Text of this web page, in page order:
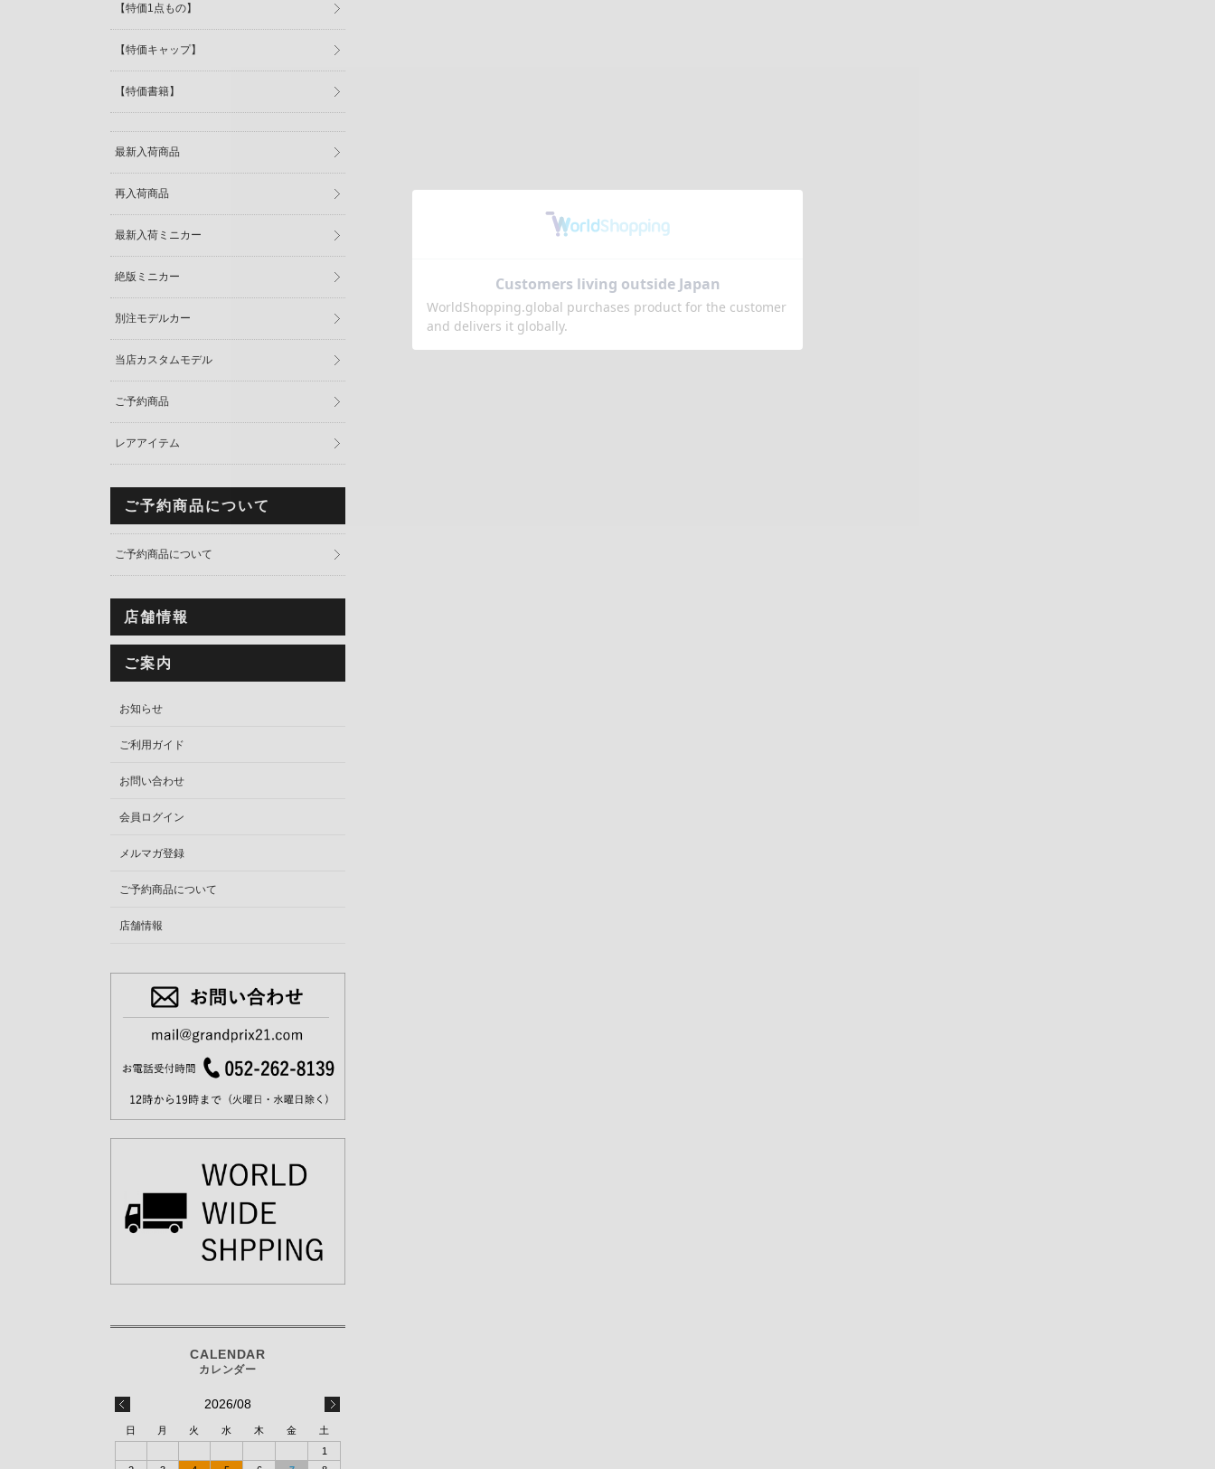
【特価1点もの】
【特価キャップ】
【特価書籍】
最新入荷商品
再入荷商品
最新入荷ミニカー
絶版ミニカー
別注モデルカー
当店カスタムモデル
ご予約商品
レアアイテム
ご予約商品について
ご予約商品について
店舗情報
ご案内
お知らせ
ご利用ガイド
お問い合わせ
会員ログイン
メルマガ登録
ご予約商品について
店舗情報
2026/08
日 月 火 水 木 金
土
1